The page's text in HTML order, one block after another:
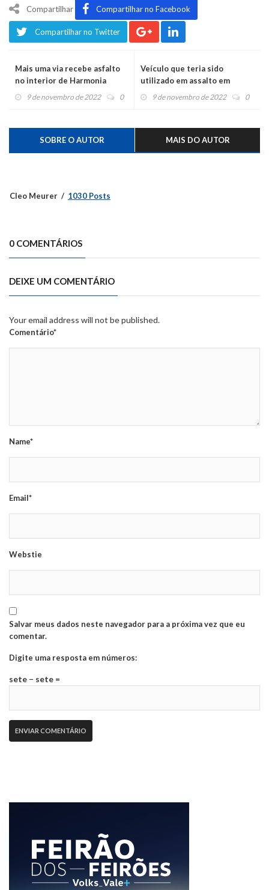
Compartilhar Compartilhar no Facebook
Compartilhar no Twitter
Mais uma via recebe asfalto
no interior de Harmonia
9 de novembro de 2022 0
Veículo que teria sido
utilizado em assalto em
Maratá é localizado em
9 de novembro de 2022 0
SOBRE O AUTOR MAIS DO AUTOR
Cleo Meurer 1030 Posts
0 COMENTÁRIOS
DEIXE UM COMENTÁRIO
Your email address will not be published.
Comentário*
Name*
Email*
Webstie
Salvar meus dados neste navegador para a próxima vez que eu
comentar.
Digite uma resposta em números:
sete − sete =